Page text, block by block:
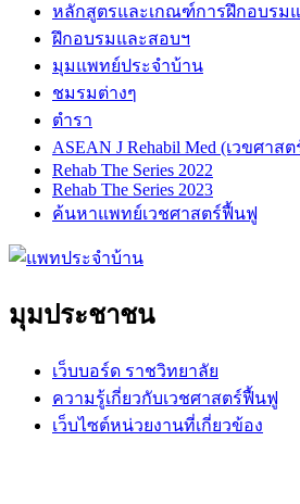
หลักสูตรและเกณฑ์การฝึกอบรม
ฝึกอบรมและสอบฯ
มุมแพทย์ประจำบ้าน
ชมรมต่างๆ
ตำรา
ASEAN J Rehabil Med (เวขศาส
Rehab The Series 2022
Rehab The Series 2023
ค้นหาแพทย์เวชศาสตร์ฟื้นฟู
มุมประชาชน
เว็บบอร์ด ราชวิทยาลัย
ความรู้เกี่ยวกับเวชศาสตร์ฟื้นฟู
เว็บไซต์หน่วยงานที่เกี่ยวข้อง